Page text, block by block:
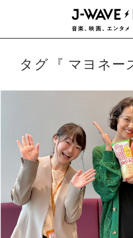
タグ マヨネー